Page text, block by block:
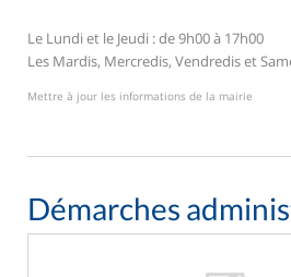
Le Lundi et le Jeudi : de 9h00 à 17h00
Les Mardis, Mercredis, Vendredis et
Mettre à jour les informations de la mairie
Démarches